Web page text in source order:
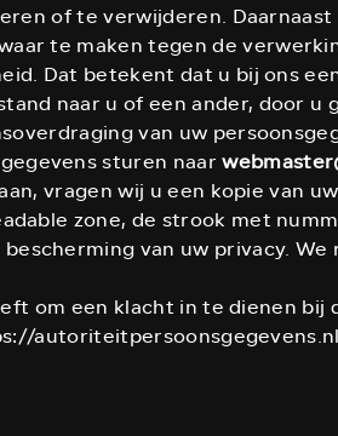
of te verwijderen.
te maken tegen de
Dat betekent dat u bij ons
naar u of een ander, door
van uw
sturen naar
vragen wij u een kopie van
zone, de strook met
van uw privacy.
om een klacht in te dienen bij